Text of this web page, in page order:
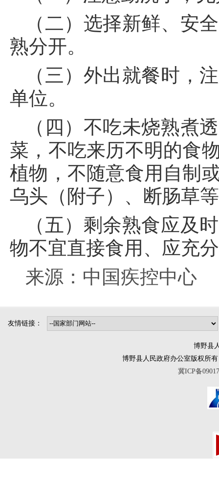
（二）选择新鲜、安
熟分开。
（三）外出就餐时，
单位。
（四）不吃未烧熟煮
菜，不吃来历不明的食
植物，不随意食用自制
乌头（附子）、断肠草
（五） 剩余熟食应及
物不宜直接食用、应充
来源：中国疾控中心
友情链接：
博野县
博野县人民政府办公室版权所有
冀ICP备